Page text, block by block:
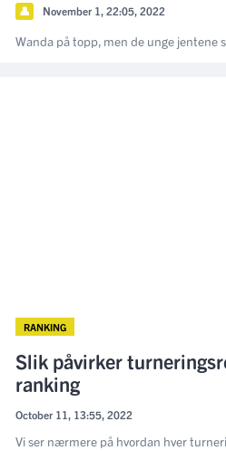
👤 November 1, 22:05, 2022
Wanda på topp, men de unge jentene
RANKING
Slik påvirker
ranking
October 11, 13:55, 2022
Vi ser nærmere på hvordan hver